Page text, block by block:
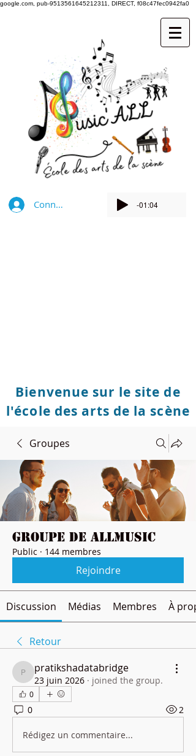
google.com, pub-9513561645212311, DIRECT, f08c47fec0942fa0
Connexion -01:04
Bienvenue sur le site de
l'école des arts de la scène
Groupes
Groupe de Allmusic
Public · 144 membres
Rejoindre
Discussion Médias Membres À
Retour
pratikshadatabridge
pratikshadatabridge
23 juin 2026 · joined the group.
0
0 2
Rédigez un commentaire...